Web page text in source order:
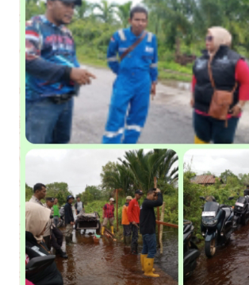
Rengat Bersama PW IWO Riau Ulurkan
Wabup Meranti Serahkan Santunan
Optimalisasi Pelaksanaan Program
Ketenagakerjaan Diperkuat
Usut Skandal Lahan Ulayat Desa Palas,
Layangkan Surat Konfirmasi ke PT
Meranti 2026, 30 Putra-Putri Terbaik